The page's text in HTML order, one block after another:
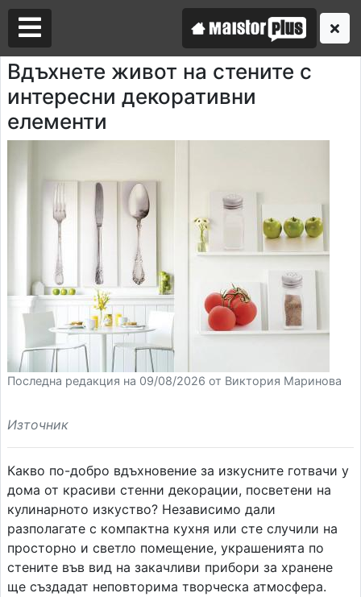
Вдъхнете живот на стените с
интересни декоративни
елементи
Последна редакция на 09/08/2026 от Виктория Маринова
Източник
Какво по-добро вдъхновение за изкусните готвачи у
дома от красиви стенни декорации, посветени на
кулинарното изкуство? Независимо дали
разполагате с компактна кухня или сте случили на
просторно и светло помещение, украшенията по
стените във вид на закачливи прибори за хранене
ще създадат неповторима творческа атмосфера.
Аз съм майстор